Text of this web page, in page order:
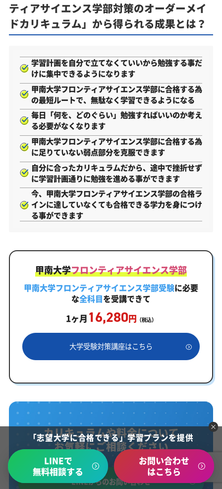
ティアサイエンス学部対策のオーダーメイ
ドカリキュラム」から得られる成果とは？
学習計画を自分で立てなくていいから勉強する事だ
けに集中できるようになります
甲南大学フロンティアサイエンス学部に合格する為
の最短ルートで、無駄なく学習できるようになる
毎日「何を、どのぐらい」勉強すればいいのか考え
る必要がなくなります
甲南大学フロンティアサイエンス学部に合格する為
に足りていない弱点部分を克服できます
自分に合ったカリキュラムだから、途中で挫折せず
に学習計画通りに勉強を進める事ができます
今、甲南大学フロンティアサイエンス学部の合格ラ
インに達していなくても合格できる学力を身につけ
る事ができます
甲南大学フロンティアサイエンス学部
甲南大学フロンティアサイエンス学部受験に必要
な全科目を受講できて
1ヶ月 16,280円 （税込）
大学受験対策講座はこちら
カリキュラムや料金について
お気軽にご相談ください
LINEからのお問い合わせ
「志望大学に合格できる」学習プランを提供
LINEで
無料相談する
お問い合わせ
はこちら